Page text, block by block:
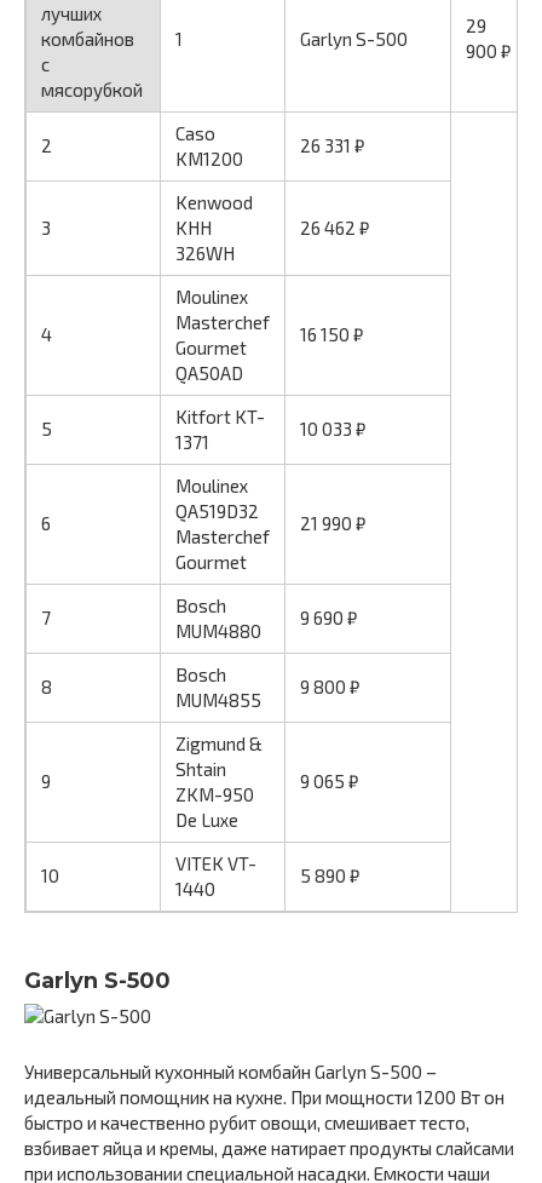
лучших
комбайнов
с
мясорубкой
1 Garlyn S-500
29
900 ₽
2
Caso
KM1200
26 331 ₽
3
Kenwood
KHH
326WH
26 462 ₽
4
Moulinex
Masterchef
Gourmet
QA50AD
16 150 ₽
5
Kitfort KT-
1371
10 033 ₽
6
Moulinex
QA519D32
Masterchef
Gourmet
21 990 ₽
7
Bosch
MUM4880
9 690 ₽
8
Bosch
MUM4855
9 800 ₽
9
Zigmund &
Shtain
ZKM-950
De Luxe
9 065 ₽
10
VITEK VT-
1440
5 890 ₽
Garlyn S-500
Универсальный кухонный комбайн Garlyn S-500 –
идеальный помощник на кухне. При мощности 1200 Вт он
быстро и качественно рубит овощи, смешивает тесто,
взбивает яйца и кремы, даже натирает продукты слайсами
при использовании специальной насадки. Емкости чаши